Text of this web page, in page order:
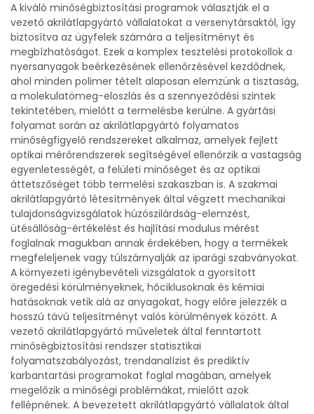
A kiváló minőségbiztosítási programok választják el a
vezető akrilátlapgyártó vállalatokat a versenytársaktól, így
biztosítva az ügyfelek számára a teljesítményt és
megbízhatóságot. Ezek a komplex tesztelési protokollok a
nyersanyagok beérkezésének ellenőrzésével kezdődnek,
ahol minden polimer tételt alaposan elemzünk a tisztaság,
a molekulatömeg-eloszlás és a szennyeződési szintek
tekintetében, mielőtt a termelésbe kerülne. A gyártási
folyamat során az akrilátlapgyártó folyamatos
minőségfigyelő rendszereket alkalmaz, amelyek fejlett
optikai mérőrendszerek segítségével ellenőrzik a vastagság
egyenletességét, a felületi minőséget és az optikai
áttetszőséget több termelési szakaszban is. A szakmai
akrilátlapgyártó létesítmények által végzett mechanikai
tulajdonságvizsgálatok húzószilárdság-elemzést,
ütésállóság-értékelést és hajlítási modulus mérést
foglalnak magukban annak érdekében, hogy a termékek
megfeleljenek vagy túlszárnyalják az iparági szabványokat.
A környezeti igénybevételi vizsgálatok a gyorsított
öregedési körülményeknek, hőciklusoknak és kémiai
hatásoknak vetik alá az anyagokat, hogy előre jelezzék a
hosszú távú teljesítményt valós körülmények között. A
vezető akrilátlapgyártó műveletek által fenntartott
minőségbiztosítási rendszer statisztikai
folyamatszabályozást, trendanalízist és prediktív
karbantartási programokat foglal magában, amelyek
megelőzik a minőségi problémákat, mielőtt azok
fellépnének. A bevezetett akrilátlapgyártó vállalatok által